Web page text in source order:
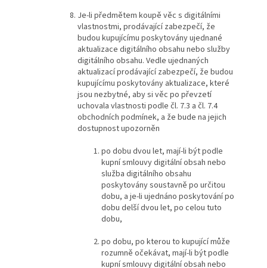
Je-li předmětem koupě věc s digitálními
vlastnostmi, prodávající zabezpečí, že
budou kupujícímu poskytovány ujednané
aktualizace digitálního obsahu nebo služby
digitálního obsahu. Vedle ujednaných
aktualizací prodávající zabezpečí, že budou
kupujícímu poskytovány aktualizace, které
jsou nezbytné, aby si věc po převzetí
uchovala vlastnosti podle čl. 7.3 a čl. 7.4
obchodních podmínek, a že bude na jejich
dostupnost upozorněn
po dobu dvou let, mají-li být podle
kupní smlouvy digitální obsah nebo
služba digitálního obsahu
poskytovány soustavně po určitou
dobu, a je-li ujednáno poskytování po
dobu delší dvou let, po celou tuto
dobu,
po dobu, po kterou to kupující může
rozumně očekávat, mají-li být podle
kupní smlouvy digitální obsah nebo